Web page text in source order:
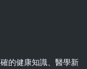
的健康知識、醫學新